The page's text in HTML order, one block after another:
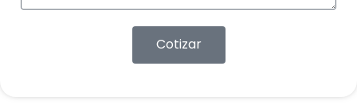
Cotizar